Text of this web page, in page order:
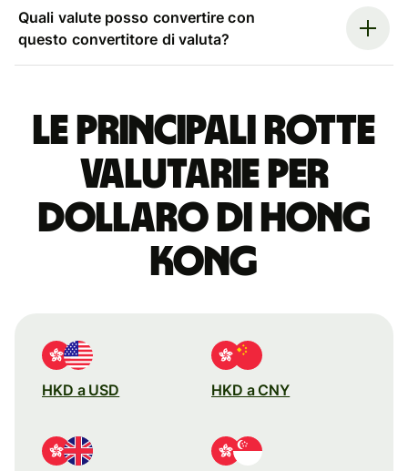
Quali valute posso convertire con
questo convertitore di valuta?
Le principali rotte
valutarie per
dollaro di Hong
Kong
HKD a USD HKD a CNY